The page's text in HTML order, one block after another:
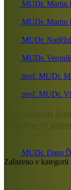
MUDr. Martin
MUDr. Martin
MUDr.
MUDr.
prof. MUDr.
prof. MUDr.
The natural
a review of
MUDr. Dana
Zařazeno v